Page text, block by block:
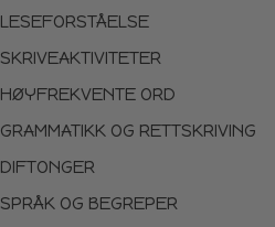
LESEFORSTÅELSE
SKRIVEAKTIVITETER
HØYFREKVENTE ORD
GRAMMATIKK OG RETTSKRIVING
DIFTONGER
SPRÅK OG BEGREPER